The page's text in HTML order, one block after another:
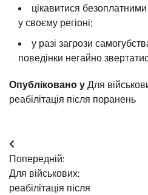
цікавитися
у своєму регіоні;
у разі загрози
поведінки негайно
Опубліковано у Для
реабілітація після поранень
Навігація
записів
Попередній:
Для військових:
реабілітація після